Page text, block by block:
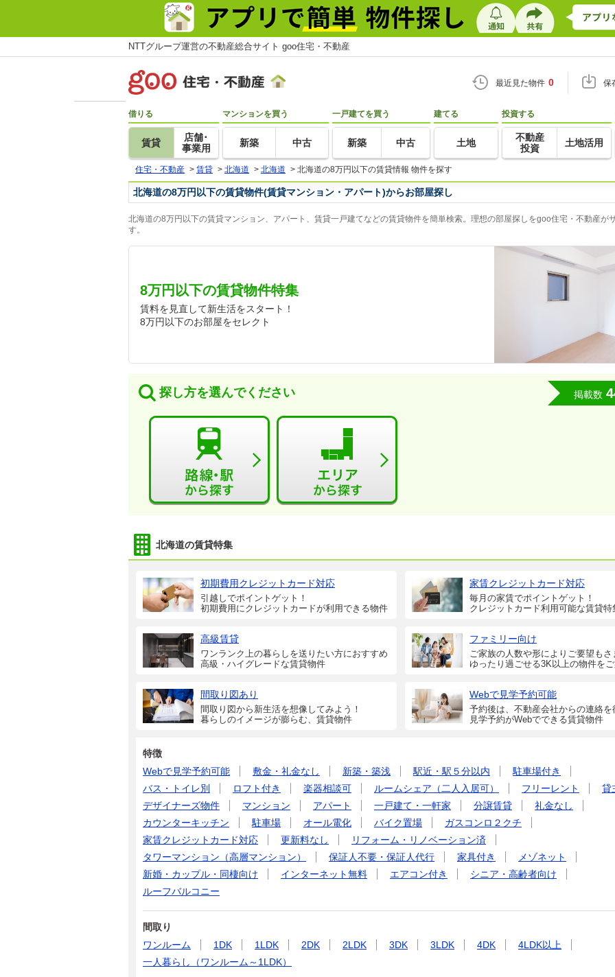
NTTグループ運営の不動産総合サイト goo住宅・不動産
最近見た物件 0 保
借りる
賃貸
店舗･
事業用
マンションを買う
新築 中古
一戸建てを買う
新築 中古
建てる
土地
投資する
不動産
投資
土地活用
住宅・不動産 > 賃貸 > 北海道 > 北海道 > 北海道の8万円以下の賃貸情報 物件を探す
北海道の8万円以下の賃貸物件(賃貸マンション・アパート)からお部屋探し
北海道の8万円以下の賃貸マンション、アパート、賃貸一戸建てなどの賃貸物件を簡単検索。理想の部屋探しをgoo住宅・不動産が
す。
8万円以下の賃貸物件特集
賃料を見直して新生活をスタート！
8万円以下のお部屋をセレクト
探し方を選んでください 掲載数
北海道の賃貸特集
初期費用クレジットカード対応
引越しでポイントゲット！
初期費用にクレジットカードが利用できる物件
家賃クレジットカード対応
毎月の家賃でポイントゲット！
クレジットカード利用可能な賃貸特
高級賃貸
ワンランク上の暮らしを送りたい方におすすめ
高級・ハイグレードな賃貸物件
ファミリー向け
ご家族の人数や形によりご要望もさ
ゆったり過ごせる3K以上の物件をご
間取り図あり
間取り図から新生活を想像してみよう！
暮らしのイメージが膨らむ、賃貸物件
Webで見学予約可能
予約後は、不動産会社からの連絡を
見学予約がWebでできる賃貸物件
特徴
Webで見学予約可能
敷金・礼金なし 新築・築浅 駅近・駅５分以内
駐車場付き
バス・トイレ別
ロフト付き 楽器相談可 ルームシェア（二人入居可） フリーレント
貸
デザイナーズ物件
マンション アパート 一戸建て・一軒家 分譲賃貸
礼金なし
カウンターキッチン
駐車場 オール電化 バイク置場
ガスコンロ２クチ
家賃クレジットカード対応
更新料なし
リフォーム・リノベーション済
タワーマンション（高層マンション）
保証人不要・保証人代行 家具付き
メゾネット
新婚・カップル・同棲向け
インターネット無料 エアコン付き
シニア・高齢者向け
ルーフバルコニー
間取り
ワンルーム
1DK 1LDK 2DK 2LDK 3DK 3LDK 4DK
4LDK以上
一人暮らし（ワンルーム～1LDK）